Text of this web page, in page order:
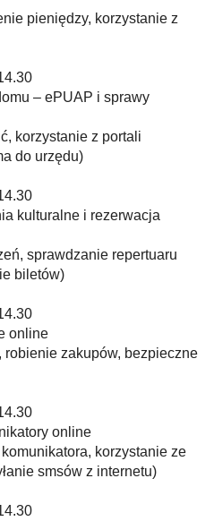
pieniędzy, korzystanie z
– ePUAP i sprawy
korzystanie z portali
do urzędu)
kulturalne i rezerwacja
sprawdzanie repertuaru
biletów)
online
robienie zakupów, bezpieczne
online
korzystanie ze
smsów z internetu)